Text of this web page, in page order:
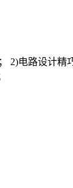
2)电路设计精